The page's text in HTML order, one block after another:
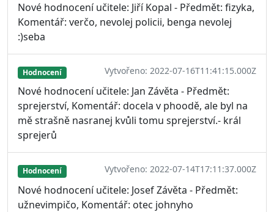
Nové hodnocení učitele: Jiří Kopal - Předmět: fizyka,
Komentář: verčo, nevolej policii, benga nevolej
:)seba
Hodnocení Vytvořeno: 2022-07-16T11:41:15.000Z
Nové hodnocení učitele: Jan Závěta - Předmět:
sprejerství, Komentář: docela v phoodě, ale byl na
mě strašně nasranej kvůli tomu sprejerství.- král
sprejerů
Hodnocení Vytvořeno: 2022-07-14T17:11:37.000Z
Nové hodnocení učitele: Josef Závěta - Předmět:
užnevimpičo, Komentář: otec johnyho